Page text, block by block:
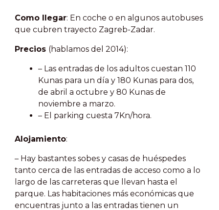
Como llegar: En coche o en algunos autobuses
que cubren trayecto Zagreb-Zadar.
Precios (hablamos del 2014):
– Las entradas de los adultos cuestan 110
Kunas para un día y 180 Kunas para dos,
de abril a octubre y 80 Kunas de
noviembre a marzo.
– El parking cuesta 7Kn/hora.
Alojamiento:
– Hay bastantes sobes y casas de huéspedes
tanto cerca de las entradas de acceso como a lo
largo de las carreteras que llevan hasta el
parque. Las habitaciones más económicas que
encuentras junto a las entradas tienen un